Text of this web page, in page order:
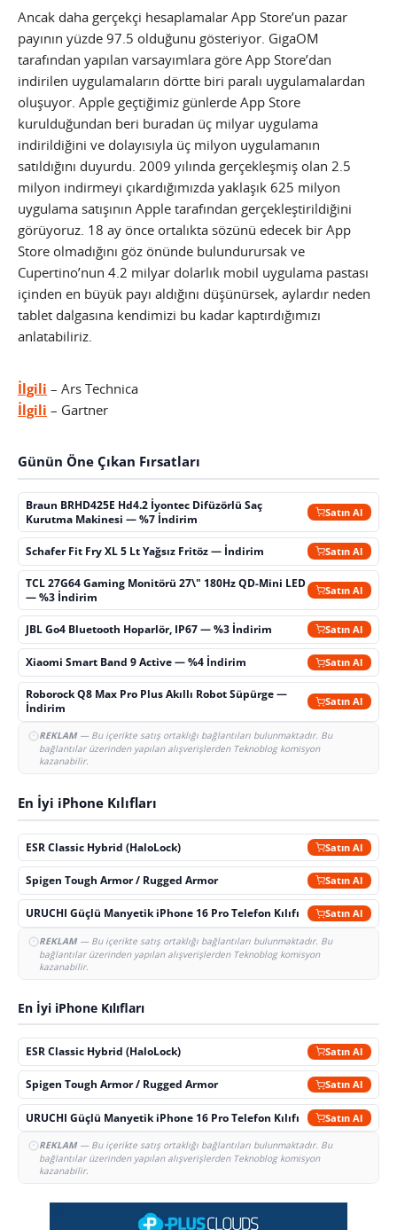
Ancak daha gerçekçi hesaplamalar App Store’un pazar
payının yüzde 97.5 olduğunu gösteriyor. GigaOM
tarafından yapılan varsayımlara göre App Store’dan
indirilen uygulamaların dörtte biri paralı uygulamalardan
oluşuyor. Apple geçtiğimiz günlerde App Store
kurulduğundan beri buradan üç milyar uygulama
indirildiğini ve dolayısıyla üç milyon uygulamanın
satıldığını duyurdu. 2009 yılında gerçekleşmiş olan 2.5
milyon indirmeyi çıkardığımızda yaklaşık 625 milyon
uygulama satışının Apple tarafından gerçekleştirildiğini
görüyoruz. 18 ay önce ortalıkta sözünü edecek bir App
Store olmadığını göz önünde bulundurursak ve
Cupertino’nun 4.2 milyar dolarlık mobil uygulama pastası
içinden en büyük payı aldığını düşünürsek, aylardır neden
tablet dalgasına kendimizi bu kadar kaptırdığımızı
anlatabiliriz.
İlgili – Ars Technica
İlgili – Gartner
Günün Öne Çıkan Fırsatları
Braun BRHD425E Hd4.2 İyontec Difüzörlü Saç
Kurutma Makinesi — %7 İndirim
Satın Al
Schafer Fit Fry XL 5 Lt Yağsız Fritöz — İndirim Satın Al
TCL 27G64 Gaming Monitörü 27\" 180Hz QD-Mini LED
— %3 İndirim
Satın Al
JBL Go4 Bluetooth Hoparlör, IP67 — %3 İndirim Satın Al
Xiaomi Smart Band 9 Active — %4 İndirim Satın Al
Roborock Q8 Max Pro Plus Akıllı Robot Süpürge —
İndirim
Satın Al
REKLAM— Bu içerikte satış ortaklığı bağlantıları bulunmaktadır. Bu
bağlantılar üzerinden yapılan alışverişlerden Teknoblog komisyon
kazanabilir.
En İyi iPhone Kılıfları
ESR Classic Hybrid (HaloLock) Satın Al
Spigen Tough Armor / Rugged Armor Satın Al
URUCHI Güçlü Manyetik iPhone 16 Pro Telefon Kılıfı Satın Al
REKLAM— Bu içerikte satış ortaklığı bağlantıları bulunmaktadır. Bu
bağlantılar üzerinden yapılan alışverişlerden Teknoblog komisyon
kazanabilir.
En İyi iPhone Kılıfları
ESR Classic Hybrid (HaloLock) Satın Al
Spigen Tough Armor / Rugged Armor Satın Al
URUCHI Güçlü Manyetik iPhone 16 Pro Telefon Kılıfı Satın Al
REKLAM— Bu içerikte satış ortaklığı bağlantıları bulunmaktadır. Bu
bağlantılar üzerinden yapılan alışverişlerden Teknoblog komisyon
kazanabilir.